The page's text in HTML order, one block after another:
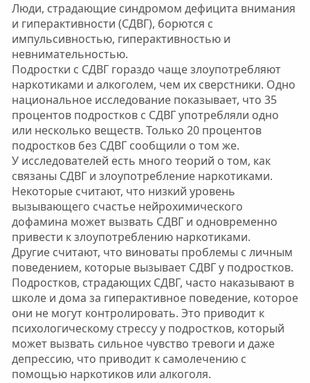
Люди, страдающие синдромом дефицита внимания
и гиперактивности (СДВГ), борются с
импульсивностью, гиперактивностью и
невнимательностью.
Подростки с СДВГ гораздо чаще злоупотребляют
наркотиками и алкоголем, чем их сверстники. Одно
национальное исследование показывает, что 35
процентов подростков с СДВГ употребляли одно
или несколько веществ. Только 20 процентов
подростков без СДВГ сообщили о том же.
У исследователей есть много теорий о том, как
связаны СДВГ и злоупотребление наркотиками.
Некоторые считают, что низкий уровень
вызывающего счастье нейрохимического
дофамина может вызвать СДВГ и одновременно
привести к злоупотреблению наркотиками.
Другие считают, что виноваты проблемы с личным
поведением, которые вызывает СДВГ у подростков.
Подростков, страдающих СДВГ, часто наказывают в
школе и дома за гиперактивное поведение, которое
они не могут контролировать. Это приводит к
психологическому стрессу у подростков, который
может вызвать сильное чувство тревоги и даже
депрессию, что приводит к самолечению с
помощью наркотиков или алкоголя.